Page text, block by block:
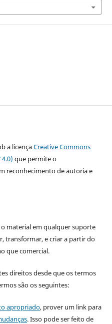
a licençaCreative Commons
que permite o
reconhecimento de autoria e
material em qualquer suporte
transformar, e criar a partir do
que comercial.
direitos desde que os termos
são os seguintes:
apropriado, prover um link para
. Isso pode ser feito de